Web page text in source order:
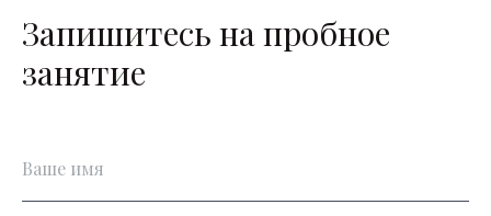
Запишитесь на пробное
занятие